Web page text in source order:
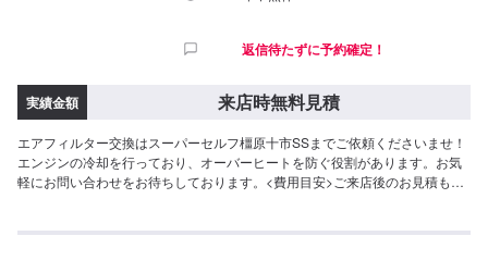
返信待たずに予約確定！
実績金額 来店時無料見積
エアフィルター交換はスーパーセルフ橿原十市SSまでご依頼くださいませ！
エンジンの冷却を行っており、オーバーヒートを防ぐ役割があります。お気
軽にお問い合わせをお待ちしております。<費用目安>ご来店後のお見積もり